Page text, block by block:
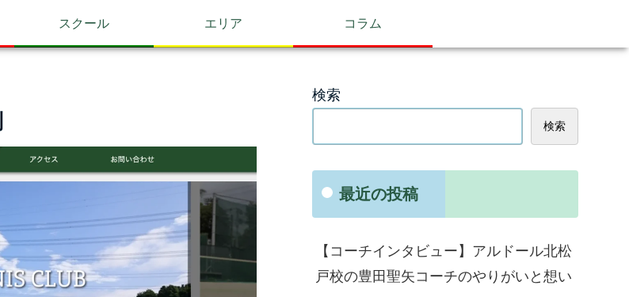
スクール エリア コラム
検索
検索
最近の投稿
【コーチインタビュー】アルドール北松
戸校の豊田聖矢コーチのやりがいと想い